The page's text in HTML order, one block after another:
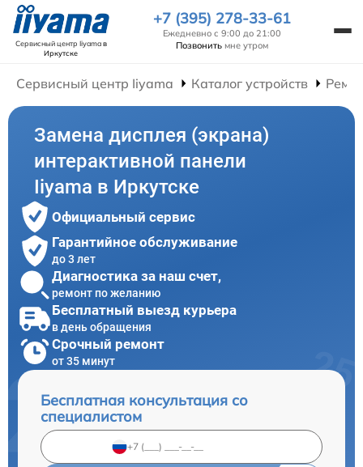
Сервисный центр Iiyamaв
Иркутске
+7 (395) 278-33-61
Ежедневно с 9:00 до 21:00
Позвонить мне утром
Сервисный центр Iiyama Каталог устройств
Замена дисплея (экрана)
интерактивной панели
Iiyama в Иркутске
Официальный сервис
Гарантийное обслуживание
до 3 лет
Диагностика за наш счет,
ремонт по желанию
Бесплатный выезд курьера
в день обращения
Срочный ремонт
от 35 минут
Бесплатная консультация со
специалистом